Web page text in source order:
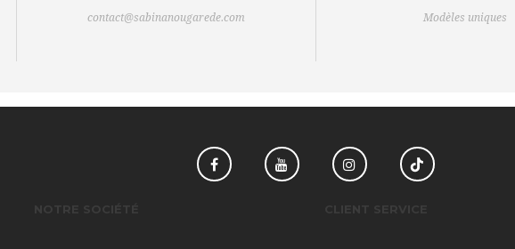
contact@sabinanougarede.com Modèles uniques